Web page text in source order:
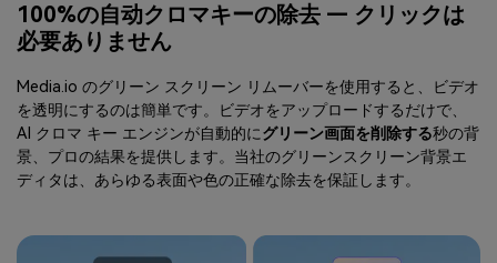
100%の自动クロマキーの除去 — クリックは
必要ありません
Media.io のグリーン スクリーン リムーバーを使用すると、ビデオ
を透明にするのは簡単です。ビデオをアップロードするだけで、
AI クロマ キー エンジンが自動的にグリーン画面を削除する秒の背
景、プロの結果を提供します。当社のグリーンスクリーン背景エ
ディタは、あらゆる表面や色の正確な除去を保証します。